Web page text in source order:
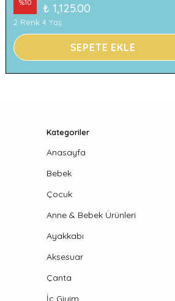
%10 ₺ 1,125.00
2 Renk 4 Yaş
SEPETE EKLE
Kategoriler
Anasayfa
Bebek
Çocuk
Anne & Bebek Ürünleri
Ayakkabı
Aksesuar
Çanta
İç Giyim